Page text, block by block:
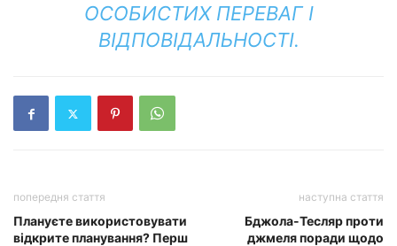
ОСОБИСТИХ ПЕРЕВАГ І
ВІДПОВІДАЛЬНОСТІ.
попередня стаття
Плануєте використовувати
відкрите планування? Перш
наступна стаття
Бджола-Тесляр проти
джмеля поради щодо